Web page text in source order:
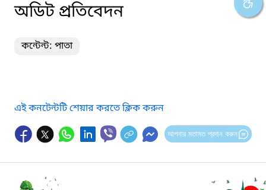
অডিট প্রতিবেদন
কন্টেন্ট: পাতা
এই কনটেন্টটি শেয়ার করতে ক্লিক করুন
আপনার মতামত প্রদান করুন